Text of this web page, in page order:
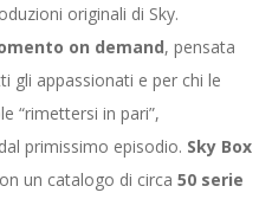
originali di Sky.
on demand, pensata
gli appassionati e per chi le
“rimettersi in pari”,
primissimo episodio. Sky Box
un catalogo di circa 50 serie